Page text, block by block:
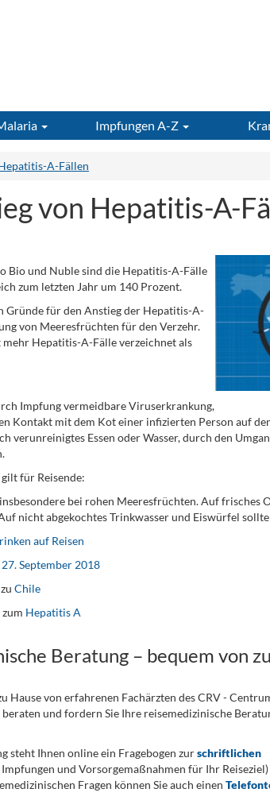
Impfungen A-Z
A-Fällen
von Hepatitis-A-
Bio und Nuble sind die Hepatitis-A-Fälle
zum letzten Jahr um 140 Prozent.
Gründe für den Anstieg der Hepatitis-A-
von Meeresfrüchten für den Verzehr.
Hepatitis-A-Fälle verzeichnet als
Impfung vermeidbare Viruserkrankung,
Kontakt mit dem Kot einer infizierten Person auf
verunreinigtes Essen oder Wasser, durch den
für Reisende:
bei rohen Meeresfrüchten. Auf frisches
nicht abgekochtes Trinkwasser und Eiswürfel
auf Reisen
September 2018
Chile
Hepatitis A
Beratung – bequem von
Hause von erfahrenen Fachärzten des CRV -
und fordern Sie Ihre reisemedizinische
steht Ihnen online ein Fragebogen zurschriftlichen
und Vorsorgemaßnahmen für Ihr
Fragen können Sie auch einen